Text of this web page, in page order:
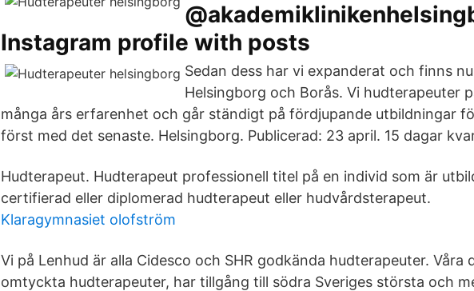
Instagram profile with posts
Sedan dess har vi expanderat och finns
Helsingborg och Borås. Vi hudterapeuter
många års erfarenhet och går ständigt på fördjupande utbildningar
först med det senaste. Helsingborg. Publicerad: 23 april. 15 dagar
Hudterapeut. Hudterapeut professionell titel på en individ som är
certifierad eller diplomerad hudterapeut eller hudvårdsterapeut.
Klaragymnasiet olofström
Vi på Lenhud är alla Cidesco och SHR godkända hudterapeuter. Våra
omtyckta hudterapeuter, har tillgång till södra Sveriges största och